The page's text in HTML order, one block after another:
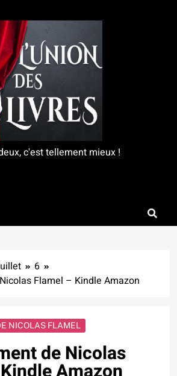
Des Livres
c'est tellement mieux !
6
Flamel – Kindle Amazon
NICOLAS FLAMEL
de Nicolas